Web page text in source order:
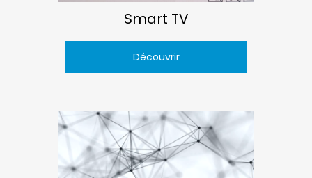
Smart TV
Découvrir